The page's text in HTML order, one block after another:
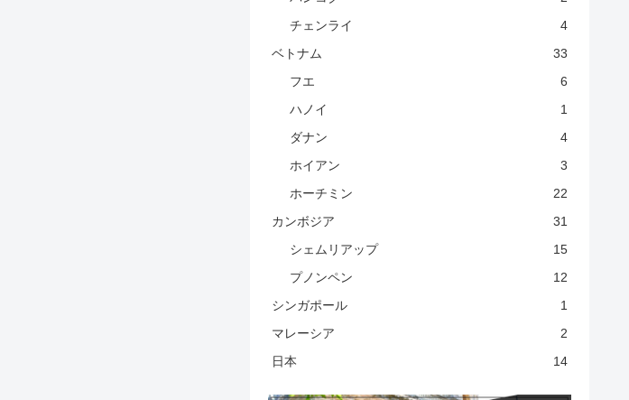
チェンライ
4
ベトナム
33
フエ
6
ハノイ
1
ダナン
4
ホイアン
3
ホーチミン
22
カンボジア
31
シェムリアップ
15
プノンペン
12
シンガポール
1
マレーシア
2
日本
14